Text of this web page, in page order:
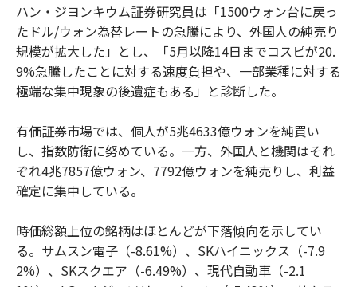
ハン・ジヨンキウム証券研究員は「1500ウォン台に戻っ
たドル/ウォン為替レートの急騰により、外国人の純売り
規模が拡大した」とし、「5月以降14日までコスピが20.
9%急騰したことに対する速度負担や、一部業種に対する
極端な集中現象の後遺症もある」と診断した。
有価証券市場では、個人が5兆4633億ウォンを純買い
し、指数防衛に努めている。一方、外国人と機関はそれ
ぞれ4兆7857億ウォン、7792億ウォンを純売りし、利益
確定に集中している。
時価総額上位の銘柄はほとんどが下落傾向を示してい
る。サムスン電子（-8.61%）、SKハイニックス（-7.9
2%）、SKスクエア（-6.49%）、現代自動車（-2.1